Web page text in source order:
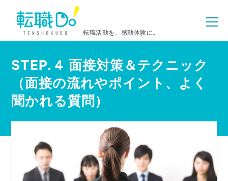
転職活動を、感動体験に。
STEP.４ 面接対策＆テクニック
（面接の流れやポイント、よく
聞かれる質問）